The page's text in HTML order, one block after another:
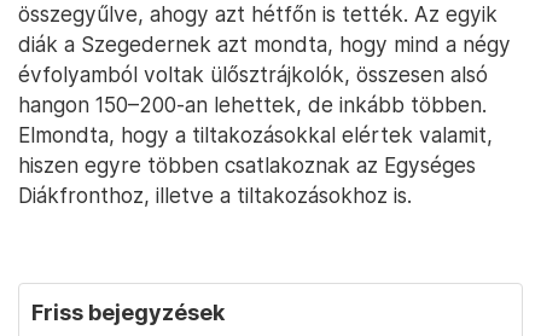
összegyűlve, ahogy azt hétfőn is tették. Az egyik
diák a Szegedernek azt mondta, hogy mind a négy
évfolyamból voltak ülősztrájkolók, összesen alsó
hangon 150–200-an lehettek, de inkább többen.
Elmondta, hogy a tiltakozásokkal elértek valamit,
hiszen egyre többen csatlakoznak az Egységes
Diákfronthoz, illetve a tiltakozásokhoz is.
Friss bejegyzések